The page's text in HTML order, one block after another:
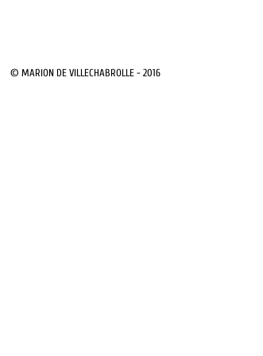
© MARION DE VILLECHABROLLE - 2016